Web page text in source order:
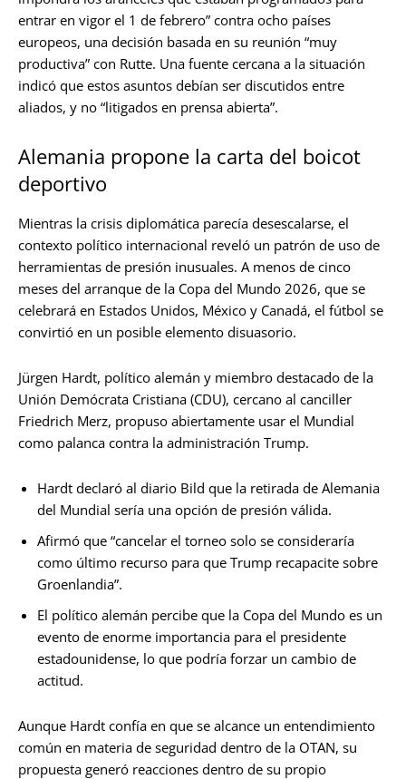
entrar en vigor el 1 de febrero” contra ocho países
europeos, una decisión basada en su reunión “muy
productiva” con Rutte. Una fuente cercana a la situación
indicó que estos asuntos debían ser discutidos entre
aliados, y no “litigados en prensa abierta”.
Alemania propone la carta del boicot
deportivo
Mientras la crisis diplomática parecía desescalarse, el
contexto político internacional reveló un patrón de uso de
herramientas de presión inusuales. A menos de cinco
meses del arranque de la Copa del Mundo 2026, que se
celebrará en Estados Unidos, México y Canadá, el fútbol se
convirtió en un posible elemento disuasorio.
Jürgen Hardt, político alemán y miembro destacado de la
Unión Demócrata Cristiana (CDU), cercano al canciller
Friedrich Merz, propuso abiertamente usar el Mundial
como palanca contra la administración Trump.
Hardt declaró al diario Bild que la retirada de Alemania
del Mundial sería una opción de presión válida.
Afirmó que “cancelar el torneo solo se consideraría
como último recurso para que Trump recapacite sobre
Groenlandia”.
El político alemán percibe que la Copa del Mundo es un
evento de enorme importancia para el presidente
estadounidense, lo que podría forzar un cambio de
actitud.
Aunque Hardt confía en que se alcance un entendimiento
común en materia de seguridad dentro de la OTAN, su
propuesta generó reacciones dentro de su propio